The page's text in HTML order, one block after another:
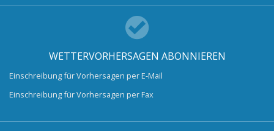
WETTERVORHERSAGEN ABONNIEREN
Einschreibung für Vorhersagen per E-Mail
Einschreibung für Vorhersagen per Fax